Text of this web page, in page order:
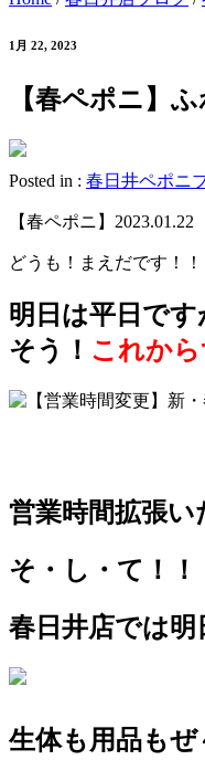
1月 22, 2023
【春ペポニ】
Posted in : 春日井ペポニ
【春ペポニ】2023.01.22
どうも！まえだです！！
明日は平日です
そう！ これから
営業時間拡張
そ・し・て！！
春日井店では明
生体も用品も